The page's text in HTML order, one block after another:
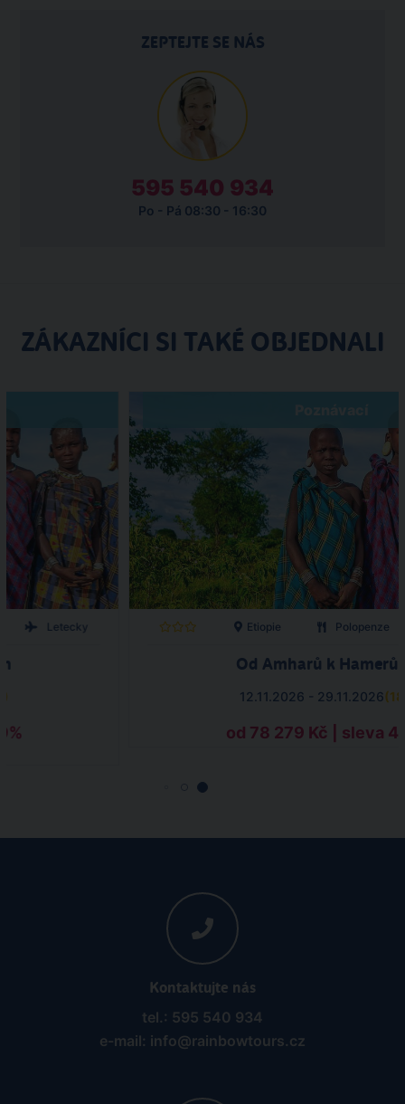
ZEPTEJTE SE NÁS
595 540 934
Po - Pá 08:30 - 16:30
ZÁKAZNÍCI SI TAKÉ OBJEDNALI
Letecky
)
Etiopie Polopenze
Od Amharů k
12.11.2026 - 29.11.2026(18
od 78 279 Kč | sleva
Kontaktujte nás
tel.: 595 540 934
e-mail: info@rainbowtours.cz